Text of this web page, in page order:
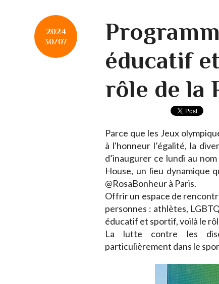
2024
30/07
éducatif
rôle de la
Parce que les Jeux
à l'honneur l’égalité, la
d’inaugurer ce lundi au
House, un lieu dynamique
@RosaBonheur à Paris.
Offrir un espace de
personnes : athlètes,
éducatif et sportif, voilà le
La lutte contre les
particulièrement dans le